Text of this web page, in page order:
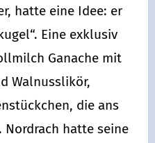
hatte eine Idee: er
Eine exklusiv
Ganache mit
Walnusslikör,
die ans
Nordrach hatte seine